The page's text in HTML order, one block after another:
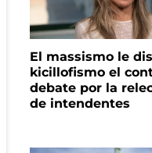
El massismo le
kicillofismo el
debate por la
de intendentes